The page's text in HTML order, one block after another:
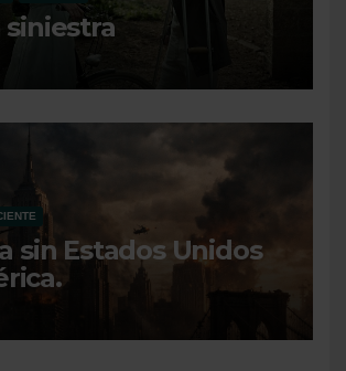
siniestra
sin Estados Unidos